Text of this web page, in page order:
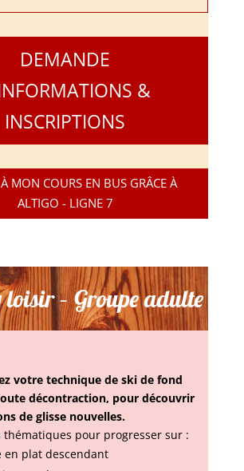
DEMANDE
&
INSCRIPTIONS
À MON COURS EN BUS GRÂCE À
ALTIGO - LIGNE 7
– Groupe adulte
votre technique de ski de fond
décontraction, pour découvrir
de glisse nouvelles.
thématiques pour progresser sur :
en plat descendant